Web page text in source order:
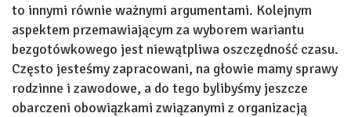
to innymi równie ważnymi argumentami. Kolejnym
aspektem przemawiającym za wyborem wariantu
bezgotówkowego jest niewątpliwa oszczędność czasu.
Często jesteśmy zapracowani, na głowie mamy sprawy
rodzinne i zawodowe, a do tego bylibyśmy jeszcze
obarczeni obowiązkami związanymi z organizacją